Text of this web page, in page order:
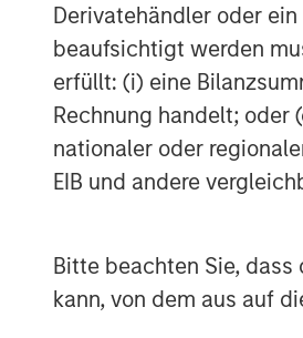
Derivatehändler oder
beaufsichtigt werden
erfüllt: (i) eine
Rechnung handelt; oder
nationaler oder
EIB und andere
Bitte beachten Sie,
kann, von dem aus auf
“We are pleased
the substantial
Howe, CEO,
three years with
investment in
and sustainability.
continue our
The investment in